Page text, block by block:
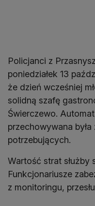
Policjanci z
poniedziałek 13
że dzień wcześniej
solidną szafę
Świerczewo.
przechowywana
potrzebujących.
Wartość strat służby
Funkcjonariusze
z monitoringu,